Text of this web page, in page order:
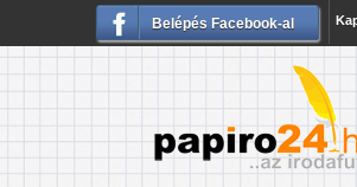
Belépés Facebook-al